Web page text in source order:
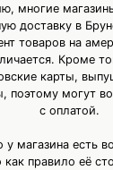
многие
доставку в
товаров на
Кроме
карты,
могут
с оплатой.
у магазина есть
правило её